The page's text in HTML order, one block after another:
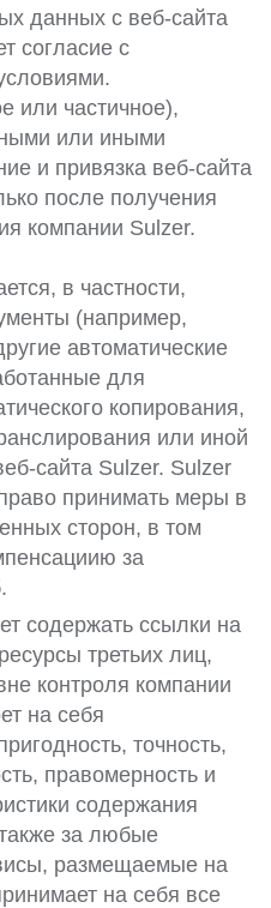
данных с веб-сайта
согласие с
или частичное),
или иными
и привязка веб-сайта
после получения
компании Sulzer.
в частности,
(например,
автоматические
для
копирования,
или иной
сайта Sulzer. Sulzer
принимать меры в
сторон, в том
за
содержать ссылки на
третьих лиц,
контроля компании
на себя
точность,
правомерность и
содержания
за любые
размещаемые на
на себя все